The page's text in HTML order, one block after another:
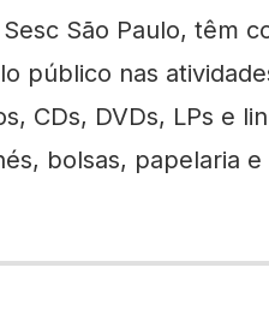
São Paulo, têm
público nas
CDs, DVDs, LPs e
bolsas, papelaria e